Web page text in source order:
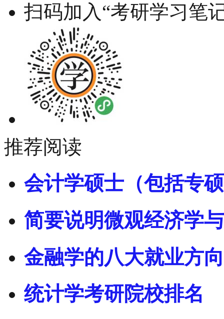
扫码加入“考研学习笔
推荐阅读
会计学硕士（包括专
简要说明微观经济学
金融学的八大就业方
统计学考研院校排名